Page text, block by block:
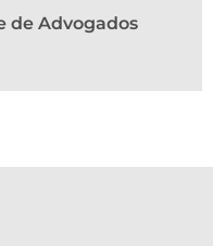
de Advogados